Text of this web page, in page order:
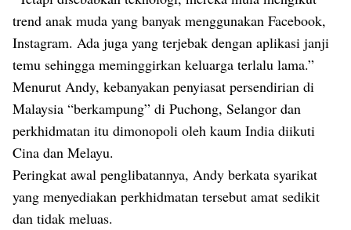
trend anak muda yang banyak menggunakan Facebook,
Instagram. Ada juga yang terjebak dengan aplikasi janji
temu sehingga meminggirkan keluarga terlalu lama.”
Menurut Andy, kebanyakan penyiasat persendirian di
Malaysia “berkampung” di Puchong, Selangor dan
perkhidmatan itu dimonopoli oleh kaum India diikuti
Cina dan Melayu.
Peringkat awal penglibatannya, Andy berkata syarikat
yang menyediakan perkhidmatan tersebut amat sedikit
dan tidak meluas.